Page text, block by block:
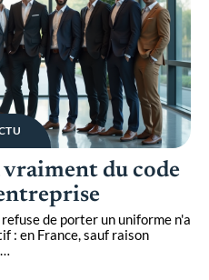
vraiment du code
de porter un uniforme n'a
: en France, sauf raison